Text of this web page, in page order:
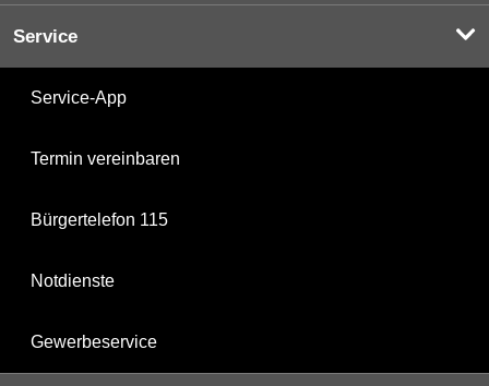
Service
Service-App
Termin vereinbaren
Bürgertelefon 115
Notdienste
Gewerbeservice